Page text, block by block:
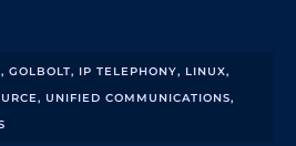
, GOLBOLT, IP TELEPHONY, LINUX,
, UNIFIED COMMUNICATIONS,